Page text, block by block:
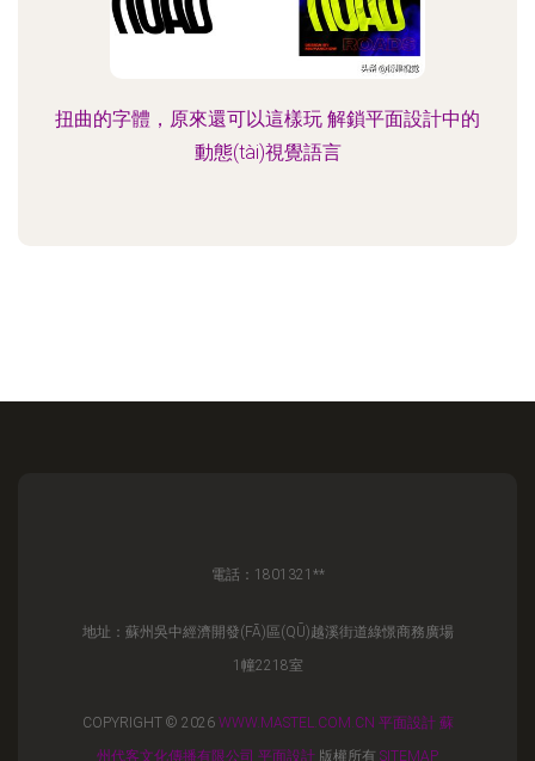
扭曲的字體，原來還可以這樣玩 解鎖平面設計中的
動態(tài)視覺語言
電話：1801321**
地址：蘇州吳中經濟開發(FĀ)區(QŪ)越溪街道綠憬商務廣場
1幢2218室
COPYRIGHT © 2026 WWW.MASTEL.COM.CN 平面設計 蘇
州代客文化傳播有限公司 平面設計 版權所有 SITEMAP